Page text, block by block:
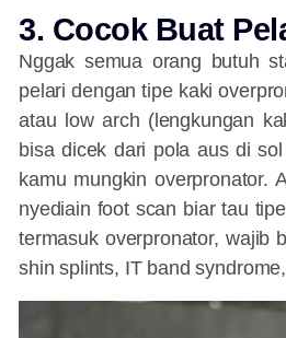
3️. Cocok Buat
Nggak semua orang butuh
pelari dengan tipe kaki
atau low arch (lengkungan
bisa dicek dari pola aus di
kamu mungkin overpronator.
nyediain foot scan biar tau
termasuk overpronator, wajib
shin splints, IT band